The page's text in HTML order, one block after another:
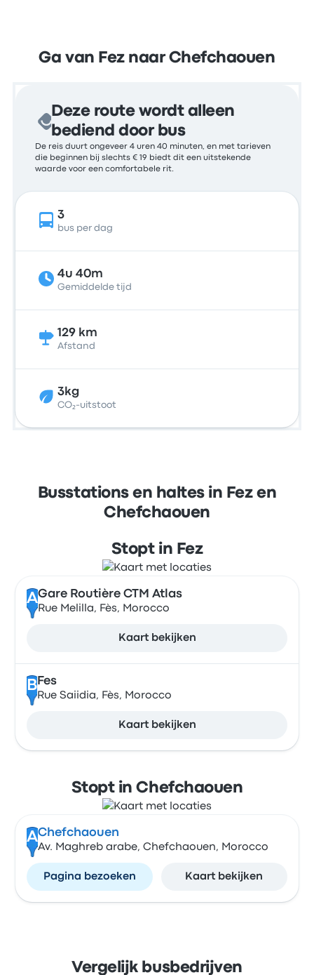
Ga van Fez naar Chefchaouen
Deze route wordt alleen
bediend door bus
De reis duurt ongeveer 4 uren 40 minuten, en met tarieven
die beginnen bij slechts € 19 biedt dit een uitstekende
waarde voor een comfortabele rit.
3
bus per dag
4u 40m
Gemiddelde tijd
129 km
Afstand
3kg
CO₂-uitstoot
Busstations en haltes in Fez en
Chefchaouen
Stopt in Fez
AGare Routière CTM Atlas
Rue Melilla, Fès, Morocco
Kaart bekijken
B Fes
Rue Saiidia, Fès, Morocco
Kaart bekijken
Stopt in Chefchaouen
AChefchaouen
Av. Maghreb arabe, Chefchaouen, Morocco
Pagina bezoeken Kaart bekijken
Vergelijk busbedrijven